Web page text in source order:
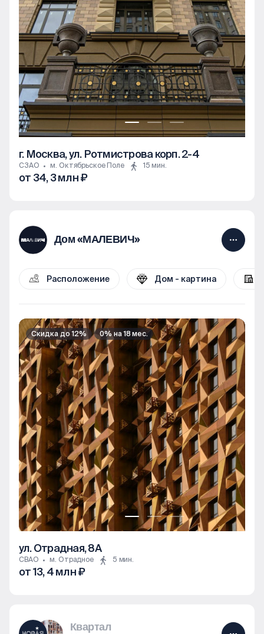
г. Москва, ул. Ротмистрова корп. 2-4
СЗАО м. Октябрьское Поле 15 мин.
от 34, 3 млн ₽
Дом «МАЛЕВИЧ»
Расположение Дом - картина
Скидка до 12% 0% на 18 мес.
ул. Отрадная, 8А
СВАО м. Отрадное 5 мин.
от 13, 4 млн ₽
Квартал